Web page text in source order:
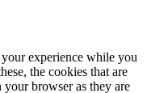
experience while you
the cookies that are
your browser as they are